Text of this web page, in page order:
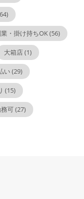
・掛け持ちOK(56)
大箱店(1)
い(29)
(15)
可(27)